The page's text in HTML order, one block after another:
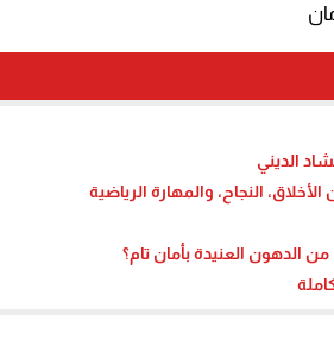
الديني
النجاح، والمهارة الرياضية
العنيدة بأمان تام؟